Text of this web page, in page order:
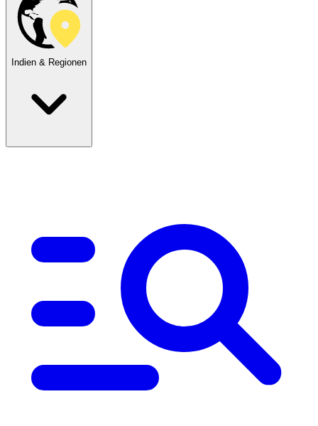
Indien & Regionen